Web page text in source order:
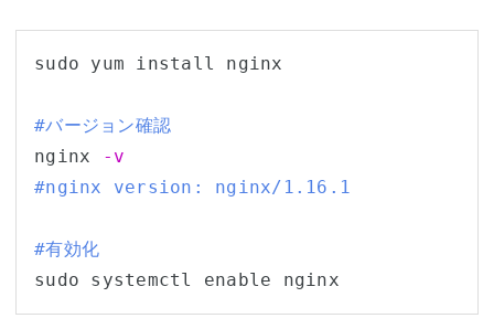
sudo yum install nginx
#バージョン確認
nginx
-v
#nginx version: nginx/1.16.1
#有効化